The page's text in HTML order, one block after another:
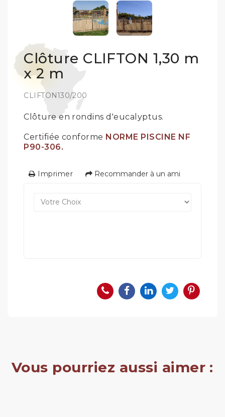
Clôture CLIFTON 1,30 m
x 2 m
CLIFTON130/200
Clôture en rondins d'eucalyptus.
Certifiée conforme NORME PISCINE NF
P90-306.
Imprimer Recommander à un ami
Vous pourriez aussi aimer :